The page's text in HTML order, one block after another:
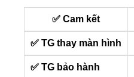
✅ Cam kết
✅ TG thay màn hình
✅ TG bảo hành